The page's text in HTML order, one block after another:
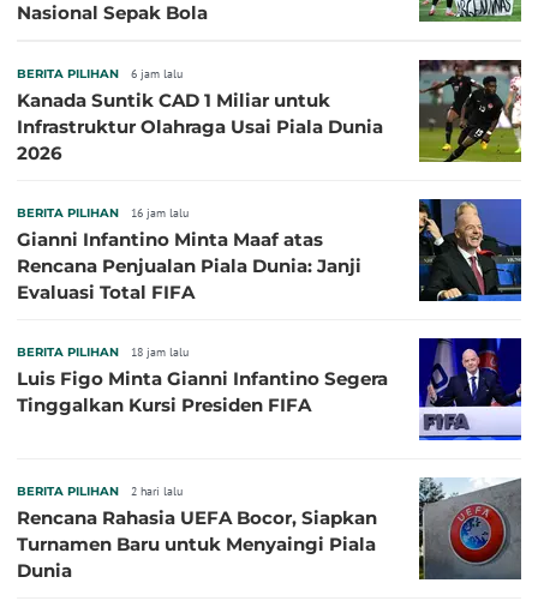
Nasional Sepak Bola
BERITA PILIHAN 6 jam lalu
Kanada Suntik CAD 1 Miliar untuk
Infrastruktur Olahraga Usai Piala Dunia
2026
BERITA PILIHAN 16 jam lalu
Gianni Infantino Minta Maaf atas
Rencana Penjualan Piala Dunia: Janji
Evaluasi Total FIFA
BERITA PILIHAN 18 jam lalu
Luis Figo Minta Gianni Infantino Segera
Tinggalkan Kursi Presiden FIFA
BERITA PILIHAN 2 hari lalu
Rencana Rahasia UEFA Bocor, Siapkan
Turnamen Baru untuk Menyaingi Piala
Dunia